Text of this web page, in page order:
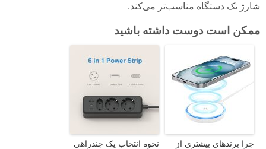
شارژ تک دستگاه مناسب‌تر می‌کند.
ممکن است دوست داشته باشید
چرا برندهای بیشتری از
نحوه انتخاب یک چندراهی